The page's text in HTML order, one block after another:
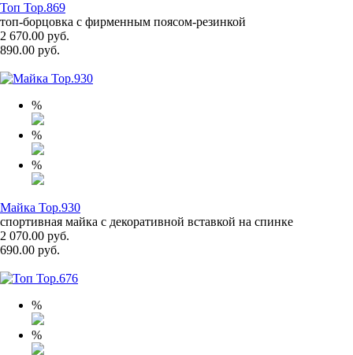
Топ Top.869
топ-борцовка с фирменным поясом-резинкой
2 670.00 руб.
890.00 руб.
%
%
%
Майка Top.930
спортивная майка с декоративной вставкой на спинке
2 070.00 руб.
690.00 руб.
%
%